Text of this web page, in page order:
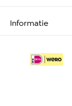
Informatie